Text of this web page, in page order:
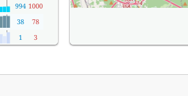
994 1000
38
78
1 3